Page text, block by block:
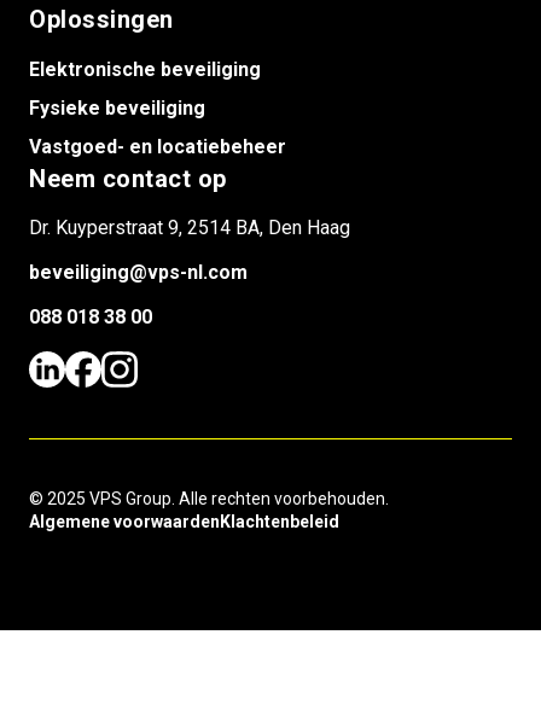
Oplossingen
Elektronische beveiliging
Fysieke beveiliging
Vastgoed- en locatiebeheer
Neem contact op
Dr. Kuyperstraat 9, 2514 BA, Den Haag
beveiliging@vps-nl.com
088 018 38 00
© 2025 VPS Group. Alle rechten voorbehouden.
Algemene voorwaarden Klachtenbeleid